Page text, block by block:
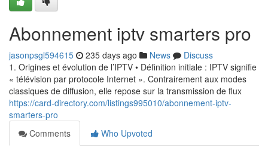
Abonnement iptv smarters pro
jasonpsgl594615 235 days ago News
Discuss
1. Origines et évolution de l’IPTV • Définition initiale : IPTV signifie
« télévision par protocole Internet ». Contrairement aux modes
classiques de diffusion, elle repose sur la transmission de flux
https://card-directory.com/listings995010/abonnement-iptv-
smarters-pro
Comments
Who Upvoted